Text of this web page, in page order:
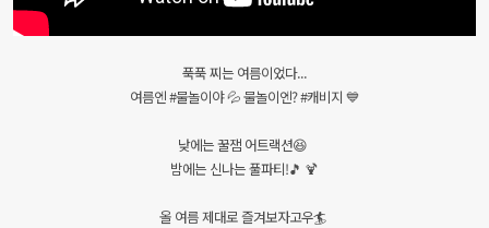
푹푹 찌는 여름이었다...
여름엔 #물놀이야 💦 물놀이엔? #캐비지 💙
낮에는 꿀잼 어트랙션😆
밤에는 신나는 풀파티!🎵 🍹
올 여름 제대로 즐겨보자고우🏄